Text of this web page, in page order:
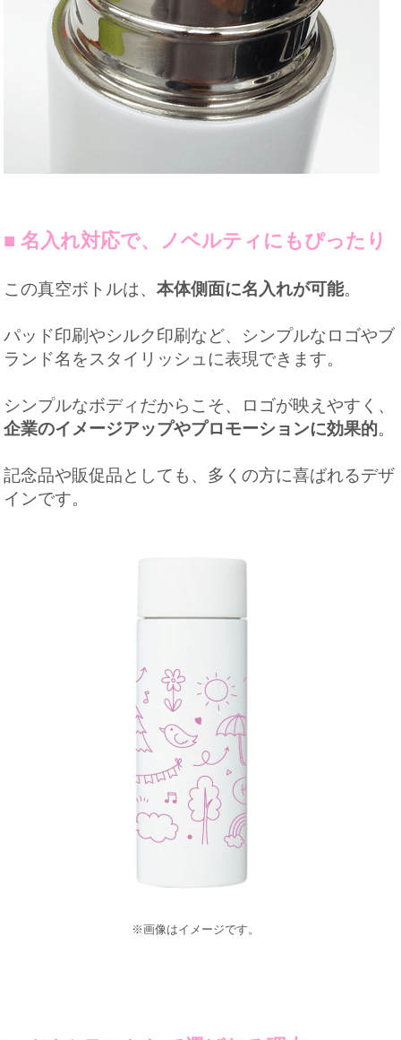
■ 名入れ対応で、ノベルティにもぴったり
この真空ボトルは、本体側面に名入れが可能。
パッド印刷やシルク印刷など、シンプルなロゴやブ
ランド名をスタイリッシュに表現できます。
シンプルなボディだからこそ、ロゴが映えやすく、
企業のイメージアップやプロモーションに効果的。
記念品や販促品としても、多くの方に喜ばれるデザ
インです。
※画像はイメージです。